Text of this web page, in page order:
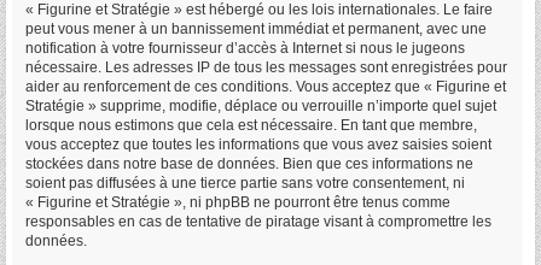
« Figurine et Stratégie » est hébergé ou les lois internationales. Le faire
peut vous mener à un bannissement immédiat et permanent, avec une
notification à votre fournisseur d’accès à Internet si nous le jugeons
nécessaire. Les adresses IP de tous les messages sont enregistrées pour
aider au renforcement de ces conditions. Vous acceptez que « Figurine et
Stratégie » supprime, modifie, déplace ou verrouille n’importe quel sujet
lorsque nous estimons que cela est nécessaire. En tant que membre,
vous acceptez que toutes les informations que vous avez saisies soient
stockées dans notre base de données. Bien que ces informations ne
soient pas diffusées à une tierce partie sans votre consentement, ni
« Figurine et Stratégie », ni phpBB ne pourront être tenus comme
responsables en cas de tentative de piratage visant à compromettre les
données.